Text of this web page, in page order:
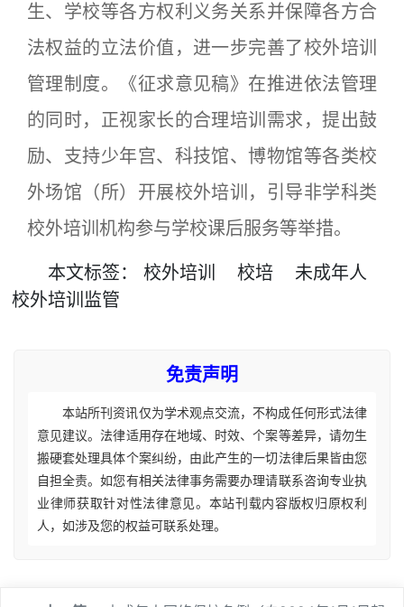
生、学校等各方权利义务关系并保障各方合
法权益的立法价值，进一步完善了校外培训
管理制度。《征求意见稿》在推进依法管理
的同时，正视家长的合理培训需求，提出鼓
励、支持少年宫、科技馆、博物馆等各类校
外场馆（所）开展校外培训，引导非学科类
校外培训机构参与学校课后服务等举措。
本文标签： 校外培训 校培
未成年人
校外培训监管
免责声明
本站所刊资讯仅为学术观点交流，不构成任何形式法律
意见建议。法律适用存在地域、时效、个案等差异，请勿生
搬硬套处理具体个案纠纷，由此产生的一切法律后果皆由您
自担全责。如您有相关法律事务需要办理请联系咨询专业执
业律师获取针对性法律意见。本站刊载内容版权归原权利
人，如涉及您的权益可联系处理。